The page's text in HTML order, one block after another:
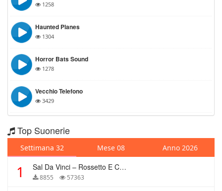
1258
Haunted Planes
1304
Horror Bats Sound
1278
Vecchio Telefono
3429
Top Suonerie
Settimana 32 Mese 08 Anno 2026
1 Sal Da Vinci – Rossetto E Caffè
8855 57363